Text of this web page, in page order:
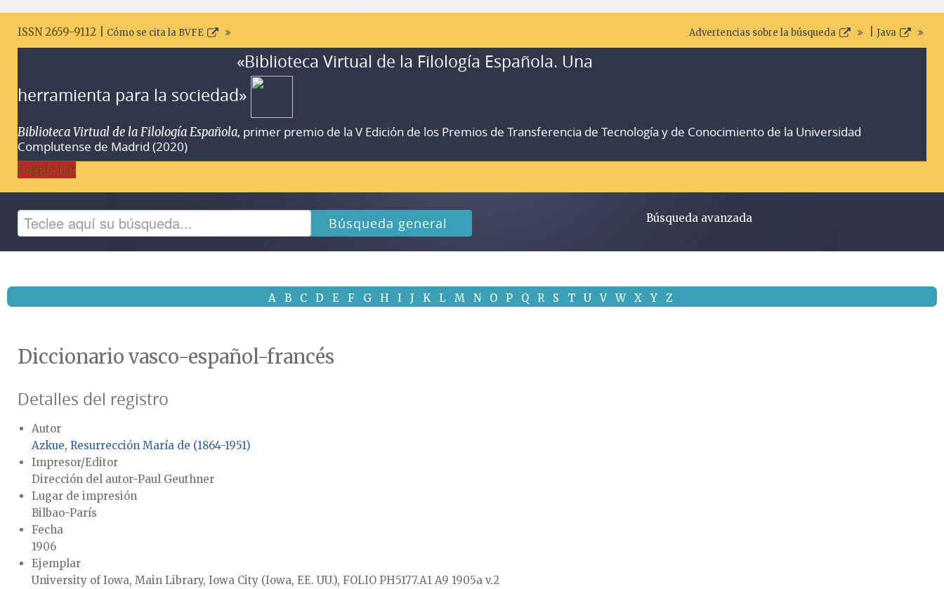
ISSN 2659-9112 | Cómo se cita la BVFE Advertencias sobre la búsqueda Java
«Biblioteca Virtual de la Filología Española. Una
herramienta para la sociedad»
Biblioteca Virtual de la Filología Española, primer premio de la V Edición de los Premios de Transferencia de Tecnología y de Conocimiento de la Universidad
Complutense de Madrid (2020)
Toggle Bar
Búsqueda general Búsqueda avanzada
A B C D E F G H I J K L M N O P Q R S T U V W X Y Z
Diccionario vasco-español-francés
Detalles del registro
Autor
Azkue, Resurrección María de (1864-1951)
Impresor/Editor
Dirección del autor-Paul Geuthner
Lugar de impresión
Bilbao-París
Fecha
1906
Ejemplar
University of Iowa, Main Library, Iowa City (Iowa, EE. UU.), FOLIO PH5177.A1 A9 1905a v.2